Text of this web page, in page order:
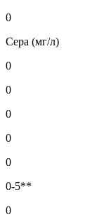
0
Сера (мг/л)
0
0
0
0
0
0-5**
0